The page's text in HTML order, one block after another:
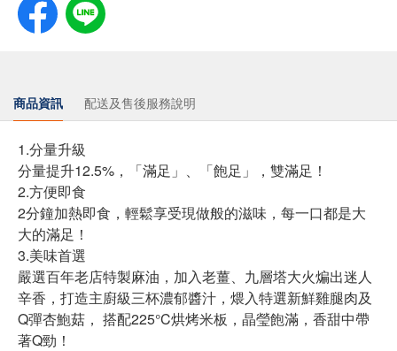
商品資訊 配送及售後服務說明
1.分量升級
分量提升12.5%，「滿足」、「飽足」，雙滿足！
2.方便即食
2分鐘加熱即食，輕鬆享受現做般的滋味，每一口都是大
大的滿足！
3.美味首選
嚴選百年老店特製麻油，加入老薑、九層塔大火煸出迷人
辛香，打造主廚級三杯濃郁醬汁，煨入特選新鮮雞腿肉及
Q彈杏鮑菇， 搭配225°C烘烤米板，晶瑩飽滿，香甜中帶
著Q勁！